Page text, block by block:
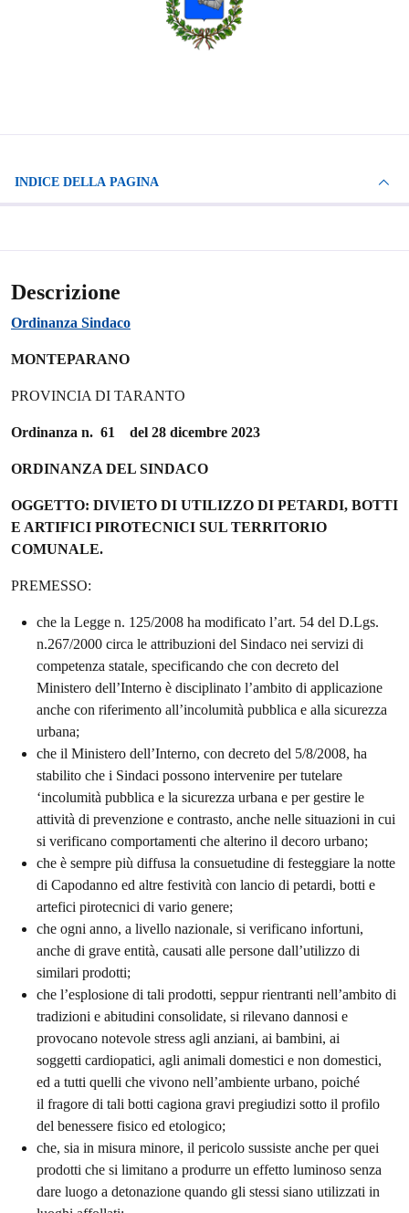
INDICE DELLA PAGINA
Descrizione
Ordinanza Sindaco
MONTEPARANO
PROVINCIA DI TARANTO
Ordinanza n. 61 del 28 dicembre 2023
ORDINANZA DEL SINDACO
OGGETTO: DIVIETO DI UTILIZZO DI PETARDI, BOTTI
E ARTIFICI PIROTECNICI SUL TERRITORIO
COMUNALE.
PREMESSO:
che la Legge n. 125/2008 ha modificato l’art. 54 del D.Lgs.
n.267/2000 circa le attribuzioni del Sindaco nei servizi di
competenza statale, specificando che con decreto del
Ministero dell’Interno è disciplinato l’ambito di applicazione
anche con riferimento all’incolumità pubblica e alla sicurezza
urbana;
che il Ministero dell’Interno, con decreto del 5/8/2008, ha
stabilito che i Sindaci possono intervenire per tutelare
‘incolumità pubblica e la sicurezza urbana e per gestire le
attività di prevenzione e contrasto, anche nelle situazioni in cui
si verificano comportamenti che alterino il decoro urbano;
che è sempre più diffusa la consuetudine di festeggiare la notte
di Capodanno ed altre festività con lancio di petardi, botti e
artefici pirotecnici di vario genere;
che ogni anno, a livello nazionale, si verificano infortuni,
anche di grave entità, causati alle persone dall’utilizzo di
similari prodotti;
che l’esplosione di tali prodotti, seppur rientranti nell’ambito di
tradizioni e abitudini consolidate, si rilevano dannosi e
provocano notevole stress agli anziani, ai bambini, ai
soggetti cardiopatici, agli animali domestici e non domestici,
ed a tutti quelli che vivono nell’ambiente urbano, poiché
il fragore di tali botti cagiona gravi pregiudizi sotto il profilo
del benessere fisico ed etologico;
che, sia in misura minore, il pericolo sussiste anche per quei
prodotti che si limitano a produrre un effetto luminoso senza
dare luogo a detonazione quando gli stessi siano utilizzati in